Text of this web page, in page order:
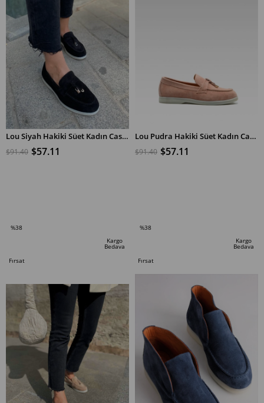
Lou Siyah Hakiki Süet Kadın Casual Ayakkabı
$57.11
$91.40
%38
Kargo
Bedava
Fırsat
Lou Pudra Hakiki Süet Kadın Casual Ayakkabı
$57.11
$91.40
%38
Kargo
Bedava
Fırsat
Ürünü